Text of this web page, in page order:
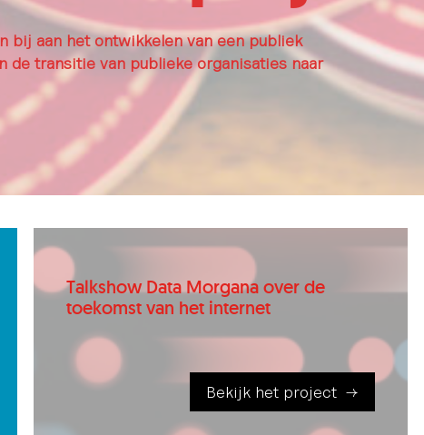
bij aan het ontwikkelen van een publiek
de transitie van publieke organisaties naar
Talkshow Data Morgana over de
toekomst van het internet
Bekijk het project